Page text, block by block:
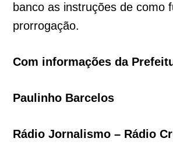
banco as instruções de como
prorrogação.
Com informações da
Paulinho Barcelos
Rádio Jornalismo – Rádio